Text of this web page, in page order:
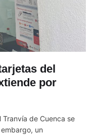
del
por
de Cuenca se
un